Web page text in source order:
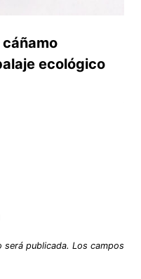
ecológico
será publicada. Los campos